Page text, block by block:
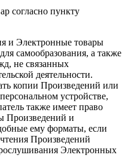
согласно пункту
и Электронные товары
самообразования, а также
не связанных
деятельности.
копии Произведений или
устройстве,
также имеет право
Произведений и
ему форматы, если
чтения Произведений
Электронных